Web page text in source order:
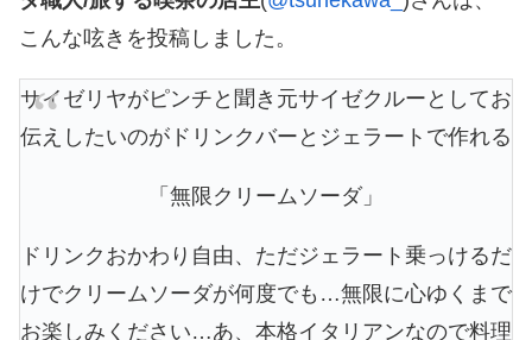
こんな呟きを投稿しました。
サイゼリヤがピンチと聞き元サイゼクルーとしてお
伝えしたいのがドリンクバーとジェラートで作れる
「無限クリームソーダ」
ドリンクおかわり自由、ただジェラート乗っけるだ
けでクリームソーダが何度でも…無限に心ゆくまで
お楽しみください…あ、本格イタリアンなので料理